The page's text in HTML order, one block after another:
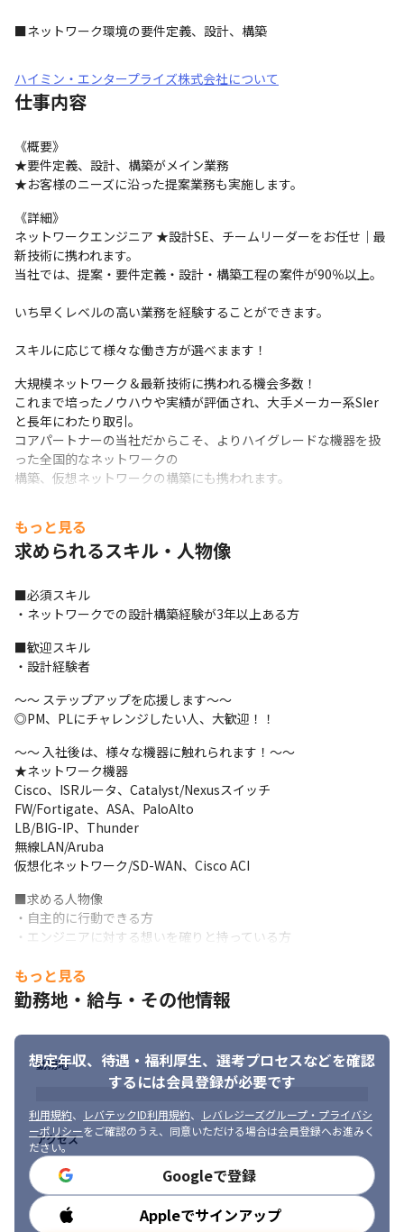
■ネットワーク環境の要件定義、設計、構築
ハイミン・エンタープライズ株式会社について
仕事内容
《概要》
★要件定義、設計、構築がメイン業務
★お客様のニーズに沿った提案業務も実施します。
《詳細》
ネットワークエンジニア ★設計SE、チームリーダーをお任せ｜最
新技術に携われます。
当社では、提案・要件定義・設計・構築工程の案件が90％以上。
いち早くレベルの高い業務を経験することができます。
大規模ネットワーク＆最新技術に携われる機会多数！
これまで培ったノウハウや実績が評価され、大手メーカー系SIer
と長年にわたり取引。
コアパートナーの当社だからこそ、よりハイグレードな機器を扱
った全国的なネットワークの
構築、仮想ネットワークの構築にも携われます。
■ポジションアップに挑戦したい方なら・・・
を担当。要件の設計から
作業までを一貫してお任せします。
新しい案件の発足などに応じ、業務を進めます。
過去事例があるものが 多い為、小規模案件のリーダーは早期にお
少しずつ規模の大きな案件にも挑戦でき、 4～5人のチームで取り
組む事が多いです。
■スキルを磨いて、より大規模案件に挑戦したい方なら・・・
SIer、またはセキュリティベンダーでの業務をお任せします。
セキュリティベンダーであれば、 主にファイアーウォール製品な
どセキュリティの設計・構築を担当。
まずはキッティングや試験 設計などから任される事が多いです。
SIerであれば、ネットワーク・セキュリティ・ロードバラ ンサな
どの設計・構築を担当。
《実際のプロジェクト》
■ACI Fabricの構築
■外部接続ネットワークの構築
■外部接続ネットワークの構築
■商用Webサービス向けサーバーインフラの構築
■ロードバランサ―BIG-IPの構築 など
プロジェクトへのアサイン後も、主体的に学べる環境を整備。
Fortinetのファイヤーウォール装置（FortiGate）の研修、Aruba
などの無線系の研修を
ご用意しています。
そのほか、希望があれば、サーバーに関する研修に参加すること
も可能です。
もっと見る
求められるスキル・人物像
■必須スキル
・ネットワークでの設計構築経験が3年以上ある方
■歓迎スキル
・設計経験者
～～ ステップアップを応援します～～
◎PM、PLにチャレンジしたい人、大歓迎！！
～～ 入社後は、様々な機器に触れられます！～～
★ネットワーク機器
Cisco、ISRルータ、Catalyst/Nexusスイッチ
FW/Fortigate、ASA、PaloAlto
LB/BIG-IP、Thunder
無線LAN/Aruba
仮想化ネットワーク/SD-WAN、Cisco ACI
■求める人物像
・自主的に行動できる方
・エンジニアに対する想いを確りと持っている方
・個人の成長だけでなく、会社全体の成長を考えられる方
∟部下の未来の為に、上司の方が真剣に考え、アドバイスをして
・成長の為に、積極的に取り組める方
∟大手SIerと同じプロジェクトに入ることが多いため、
富。
向上心を持って取り組める方に向いています。
もっと見る
勤務地・給与・その他情報
想定年収、待遇・福利厚生、 選考プロセスなどを確認
するには会員登録が必要です
利用規約、 レバテックID利用規約、
レバレジーズグループ・プライバシ
ーポリシーをご確認のうえ、同意いただける場合は会員登録へお進みく
ださい。
Googleで登録
Appleでサインアップ
勤務地
アクセス
勤務時間